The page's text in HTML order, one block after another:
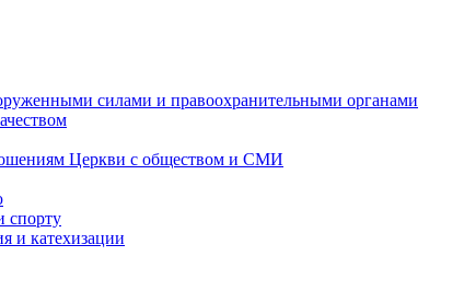
силами и правоохранительными органами
Церкви с обществом и СМИ
спорту
и катехизации